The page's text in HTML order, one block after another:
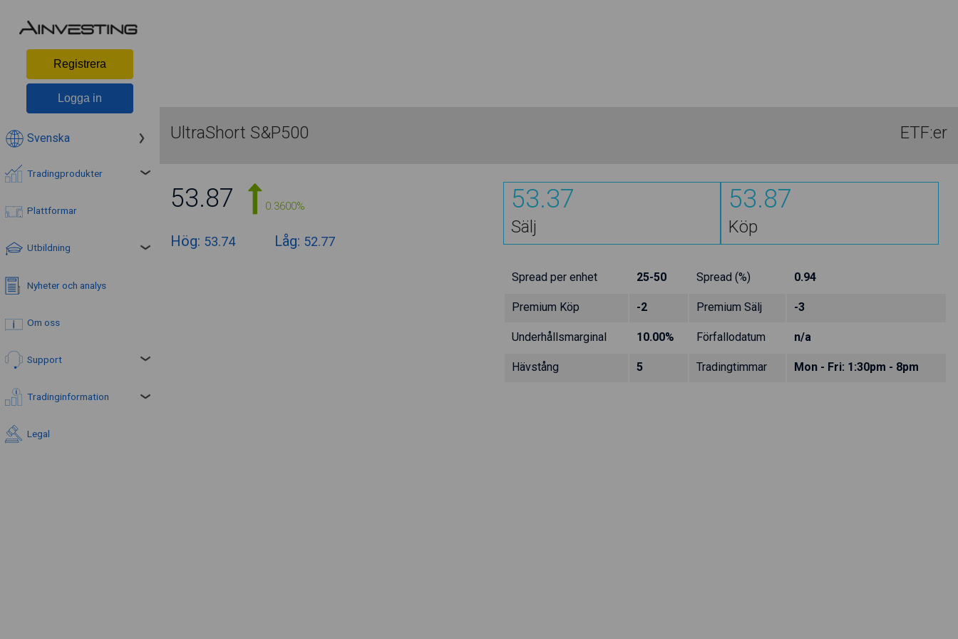
Registrera
Logga in
Svenska
Tradingprodukter
Plattformar
Utbildning
Nyheter och analys
Om oss
Support
Tradinginformation
Legal
UltraShort S&P500 ETF:er
53.87 0.3600%
Hög: 53.74 Låg: 52.77
53.37
Sälj
53.87
Köp
Spread per enhet 25-50 Spread (%) 0.94
Premium Köp -2 Premium Sälj -3
Underhållsmarginal 10.00% Förfallodatum n/a
Hävstång 5 Tradingtimmar Mon - Fri: 1:30pm - 8pm